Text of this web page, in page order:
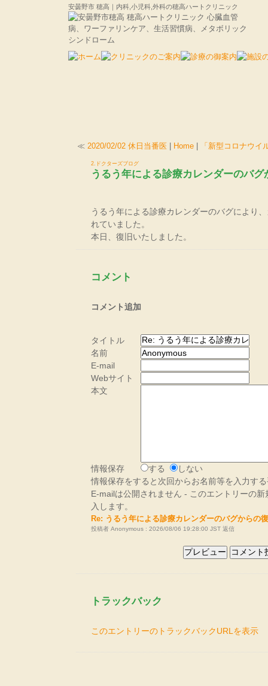
安曇野市 穂高｜内科,小児科,外科の穂高ハートクリニック
≪ 2020/02/02 休日当番医 Home 「新型コロナウイ
2.ドクターズブログ
うるう年による診療カレンダーのバグ
うるう年による診療カレンダーのバグにより
れていました。
本日、復旧いたしました。
コメント
コメント追加
タイトル
名前
E-mail
Webサイト
本文
情報保存 する
しない
情報保存をすると次回からお名前等を入力す
E-mailは公開されません - このエントリーの
入します。
Re: うるう年による診療カレンダーのバグからの
投稿者 Anonymous : 2026/08/06 19:28:00 JST 返信
トラックバック
このエントリーのトラックバックURLを表示